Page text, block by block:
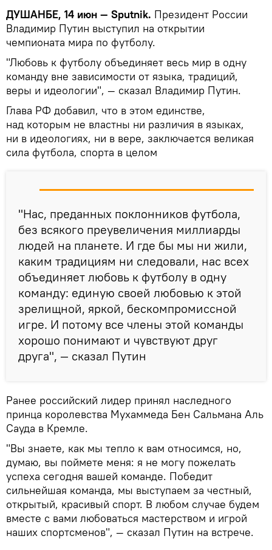
ДУШАНБЕ, 14 июн — Sputnik. Президент России
Владимир Путин выступил на открытии
чемпионата мира по футболу.
"Любовь к футболу объединяет весь мир в одну
команду вне зависимости от языка, традиций,
веры и идеологии", — сказал Владимир Путин.
Глава РФ добавил, что в этом единстве,
над которым не властны ни различия в языках,
ни в идеологиях, ни в вере, заключается великая
сила футбола, спорта в целом
"Нас, преданных поклонников футбола,
без всякого преувеличения миллиарды
людей на планете. И где бы мы ни жили,
каким традициям ни следовали, нас всех
объединяет любовь к футболу в одну
команду: единую своей любовью к этой
зрелищной, яркой, бескомпромиссной
игре. И потому все члены этой команды
хорошо понимают и чувствуют друг
друга", — сказал Путин
Ранее российский лидер принял наследного
принца королевства Мухаммеда Бен Сальмана Аль
Сауда в Кремле.
"Вы знаете, как мы тепло к вам относимся, но,
думаю, вы поймете меня: я не могу пожелать
успеха сегодня вашей команде. Победит
сильнейшая команда, мы выступаем за честный,
открытый, красивый спорт. В любом случае будем
вместе с вами любоваться мастерством и игрой
наших спортсменов", — сказал Путин на встрече.